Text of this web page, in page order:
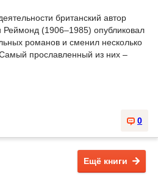
британский автор
Реймонд (1906–1985) опубликовал
романов и сменил несколько
прославленный из них –
0
Ещё книги